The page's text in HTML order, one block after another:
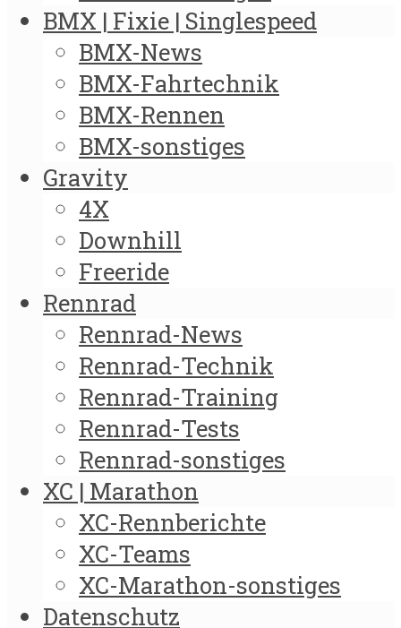
BMX | Fixie | Singlespeed
BMX-News
BMX-Fahrtechnik
BMX-Rennen
BMX-sonstiges
Gravity
4X
Downhill
Freeride
Rennrad
Rennrad-News
Rennrad-Technik
Rennrad-Training
Rennrad-Tests
Rennrad-sonstiges
XC | Marathon
XC-Rennberichte
XC-Teams
XC-Marathon-sonstiges
Datenschutz